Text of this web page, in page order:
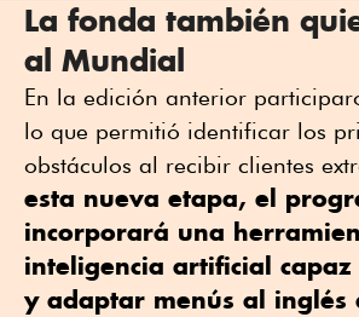
La fonda también
al Mundial
En la edición anterior
lo que permitió identificar los
obstáculos al recibir clientes
esta nueva etapa, el
incorporará una
inteligencia artificial
y adaptar menús al inglés